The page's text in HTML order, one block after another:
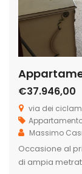
€37.946,00
via dei
Massimo
Occasione al
di ampia